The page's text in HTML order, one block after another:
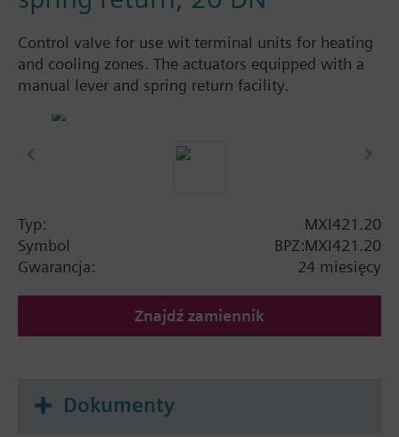
Control valve for use wit terminal units for heating
and cooling zones. The actuators equipped with a
manual lever and spring return facility.
Typ:
MXI421.20
Symbol
BPZ:MXI421.20
Gwarancja:
24 miesięcy
Znajdź zamiennik
Dokumenty